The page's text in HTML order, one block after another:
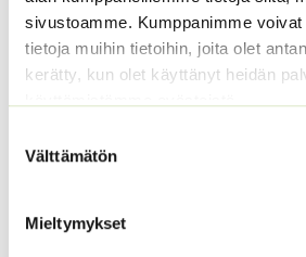
sivustoamme. Kumppanimme
tietoja muihin tietoihin, joita olet
kerätty, kun olet käyttänyt heidän
valinta
Välttämätön
Mieltymykset
vie pitemmän ajan kasvaa niin
kukkia.
sarvilastua voi sekoittaa
istutuksen yhteydessä tai